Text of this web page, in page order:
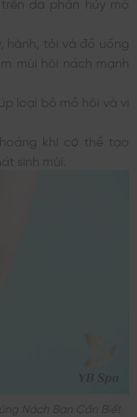
hành, tỏi và đồ uống
mùi hôi nách mạnh
loại bỏ mồ hôi và vi
khí có thể tạo
sinh mùi.
Nách Bạn Cần Biết